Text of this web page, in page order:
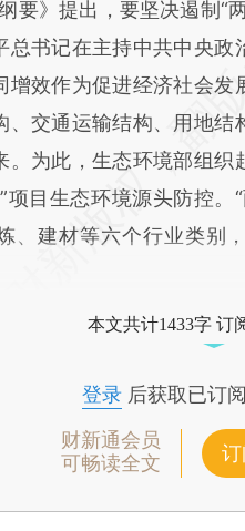
要》提出，要坚决遏制“
总书记在主持中共中央
增效作为促进经济社会
、交通运输结构、用地
。为此，生态环境部组
项目生态环境源头防控
、建材等六个行业类别
本文共计1433字 订
登录后获取已订
财新通会员
可畅读全文